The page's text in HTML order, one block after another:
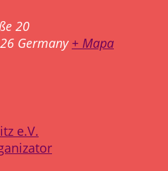
20
Germany + Mapa
e.V.